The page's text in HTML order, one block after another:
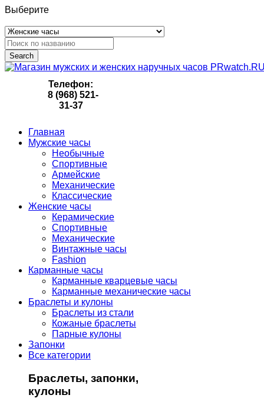
Выберите
Search
Телефон:
8 (968) 521-
31-37
Главная
Мужские часы
Необычные
Спортивные
Армейские
Механические
Классические
Женские часы
Керамические
Спортивные
Механические
Винтажные часы
Fashion
Карманные часы
Карманные кварцевые часы
Карманные механические часы
Браслеты и кулоны
Браслеты из стали
Кожаные браслеты
Парные кулоны
Запонки
Все категории
Браслеты, запонки,
кулоны